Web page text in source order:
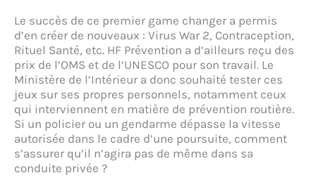
Le succès de ce premier game changer a permis
d’en créer de nouveaux : Virus War 2, Contraception,
Rituel Santé, etc. HF Prévention a d’ailleurs reçu des
prix de l’OMS et de l’UNESCO pour son travail. Le
Ministère de l’Intérieur a donc souhaité tester ces
jeux sur ses propres personnels, notamment ceux
qui interviennent en matière de prévention routière.
Si un policier ou un gendarme dépasse la vitesse
autorisée dans le cadre d’une poursuite, comment
s’assurer qu’il n’agira pas de même dans sa
conduite privée ?